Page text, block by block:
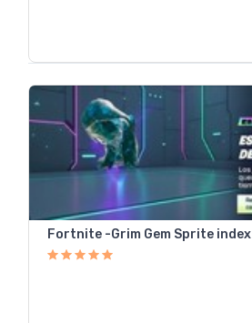
Fortnite -Grim Gem Sprite index